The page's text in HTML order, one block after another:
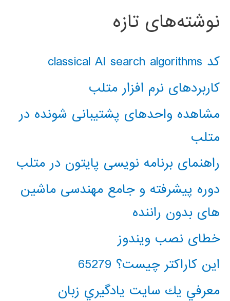
نوشته‌های تازه
کد classical AI search algorithms
کاربردهای نرم افزار متلب
مشاهده واحدهای پشتیبانی شونده در
متلب
راهنمای برنامه نویسی پایتون در متلب
دوره پیشرفته و جامع مهندسی ماشین
های بدون راننده
خطای نصب ویندوز
این کاراکتر چیست؟ 65279
معرفي يك سايت يادگيري زبان